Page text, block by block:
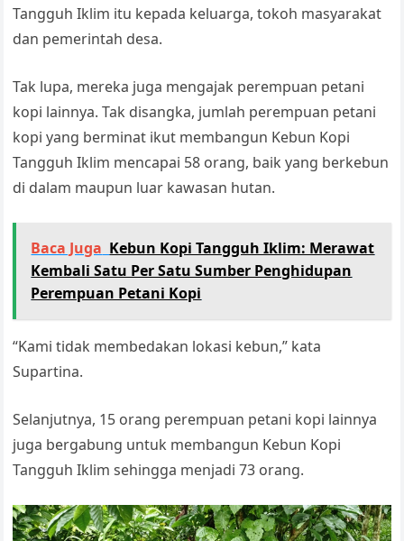
Tangguh Iklim itu kepada keluarga, tokoh masyarakat
dan pemerintah desa.
Tak lupa, mereka juga mengajak perempuan petani
kopi lainnya. Tak disangka, jumlah perempuan petani
kopi yang berminat ikut membangun Kebun Kopi
Tangguh Iklim mencapai 58 orang, baik yang berkebun
di dalam maupun luar kawasan hutan.
Baca Juga Kebun Kopi Tangguh Iklim: Merawat
Kembali Satu Per Satu Sumber Penghidupan
Perempuan Petani Kopi
“Kami tidak membedakan lokasi kebun,” kata
Supartina.
Selanjutnya, 15 orang perempuan petani kopi lainnya
juga bergabung untuk membangun Kebun Kopi
Tangguh Iklim sehingga menjadi 73 orang.